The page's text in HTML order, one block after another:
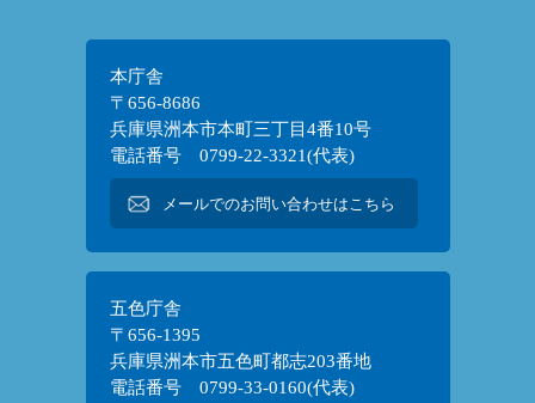
本庁舎
〒656-8686
兵庫県洲本市本町三丁目4番10号
電話番号 0799-22-3321(代表)
メールでのお問い合わせはこちら
五色庁舎
〒656-1395
兵庫県洲本市五色町都志203番地
電話番号 0799-33-0160(代表)